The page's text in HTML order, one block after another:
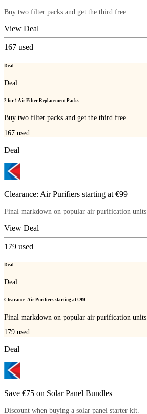
Buy two filter packs and get the third free.
View Deal
167 used
Deal
Deal
2 for 1 Air Filter Replacement Packs
Buy two filter packs and get the third free.
167 used
Deal
Clearance: Air Purifiers starting at €99
Final markdown on popular air purification units.
View Deal
179 used
Deal
Deal
Clearance: Air Purifiers starting at €99
Final markdown on popular air purification units.
179 used
Deal
Save €75 on Solar Panel Bundles
Discount when buying a solar panel starter kit.